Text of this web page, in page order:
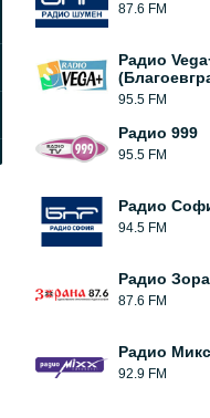
87.6 FM
Радио
95.5 FM
Радио 999
95.5 FM
Радио
94.5 FM
Радио
87.6 FM
Радио Микс
92.9 FM